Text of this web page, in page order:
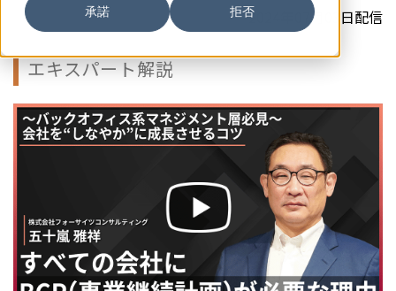
承諾 拒否2024年07月03日配信
エキスパート解説